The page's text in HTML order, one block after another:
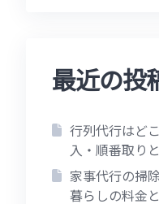
最近の投
行列代行はど
入・順番取り
家事代行の掃
暮らしの料金